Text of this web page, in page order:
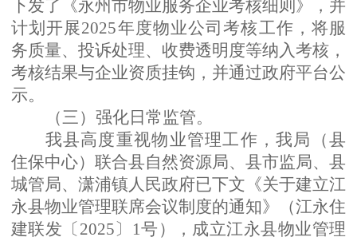
下发了《永州市物业服务企业考核细则》，并
计划开展2025年度物业公司考核工作， 将服
务质量、投诉处理、收费透明度等纳入考核，
考核结果与企业资质挂钩，并通过政府平台公
示。
（三） 强化日常监管。
我县高度重视物业管理工作，我局（县
住保中心）联合县自然资源局、县市监局、县
城管局、潇浦镇人民政府已下文《关于建立江
永县物业管理联席会议制度的通知》（江永住
建联发〔 2025〕1号），成立江永县物业管理